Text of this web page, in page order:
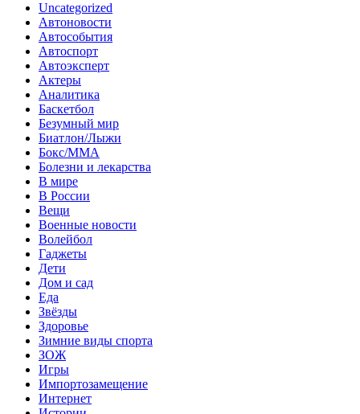
Uncategorized
Автоновости
Автособытия
Автоспорт
Автоэксперт
Актеры
Аналитика
Баскетбол
Безумный мир
Биатлон/Лыжи
Бокс/MMA
Болезни и лекарства
В мире
В России
Вещи
Военные новости
Волейбол
Гаджеты
Дети
Дом и сад
Еда
Звёзды
Здоровье
Зимние виды спорта
ЗОЖ
Игры
Импортозамещение
Интернет